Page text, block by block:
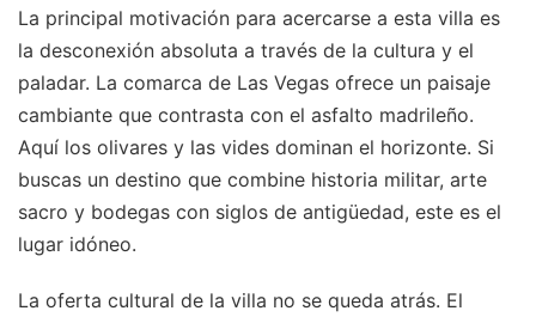
La principal motivación para acercarse a esta villa es
la desconexión absoluta a través de la cultura y el
paladar. La comarca de Las Vegas ofrece un paisaje
cambiante que contrasta con el asfalto madrileño.
Aquí los olivares y las vides dominan el horizonte. Si
buscas un destino que combine historia militar, arte
sacro y bodegas con siglos de antigüedad, este es el
lugar idóneo.
La oferta cultural de la villa no se queda atrás. El